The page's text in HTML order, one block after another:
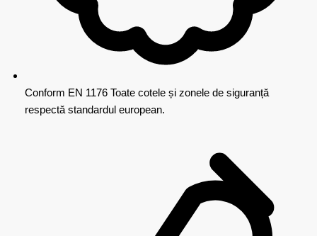
Conform EN 1176 Toate cotele și zonele de siguranță
respectă standardul european.